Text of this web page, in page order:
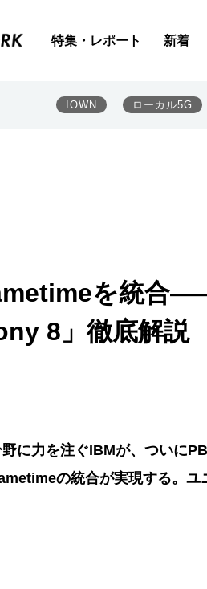
特集・レポート 新着
IOWN ローカル5G
を統合
8」徹底解説
に力を注ぐIBMが、ついに
の統合が実現する。